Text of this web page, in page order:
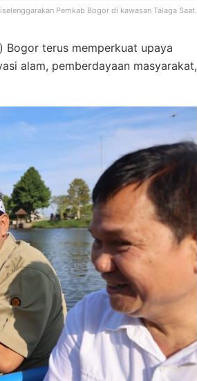
Pemkab Bogor di kawasan Talaga Saat.
Bogor terus memperkuat upaya
alam, pemberdayaan masyarakat,